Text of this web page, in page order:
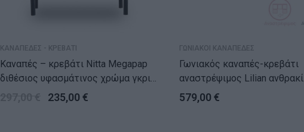
ΚΑΝΑΠΕΔΕΣ - ΚΡΕΒΑΤΙ
Καναπές – κρεβάτι Nitta Megapap
διθέσιος υφασμάτινος χρώμα γκρι
155x70x85εκ.235,00 €
ΓΩΝΙΑΚΟΙ ΚΑΝΑΠΕΔΕΣ
Γωνιακός καναπές-κρεβάτι
αναστρέψιμος Lilian ανθρακί
225x148x81εκ
579,00 €